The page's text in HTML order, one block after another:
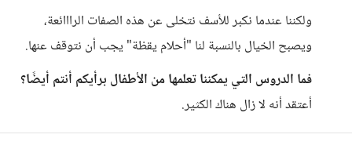
ولكننا عندما نكبر للأسف نتخلى عن هذه الصفات الرااائعة،
ويصبح الخيال بالنسبة لنا "أحلام يقظة" يجب أن نتوقف عنها.
فما الدروس التي يمكننا تعلمها من الأطفال برأيكم أنتم أيضًا؟
أعتقد أنه لا زال هناك الكثير.